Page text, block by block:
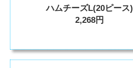
ハムチーズL(20ピース)
2,268円